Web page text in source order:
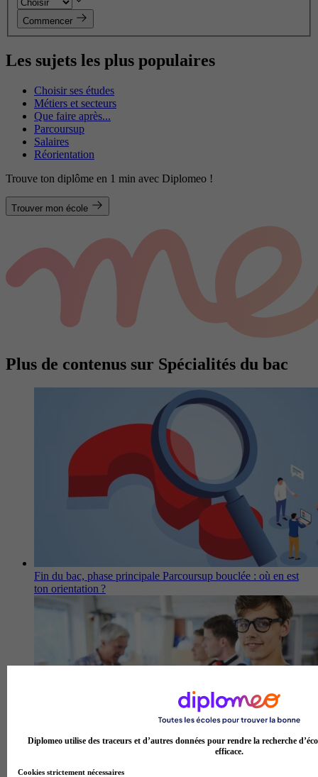
Commencer
Les sujets les plus populaires
Choisir ses études
Métiers et secteurs
Que faire après...
Parcoursup
Salaires
Réorientation
Trouve ton diplôme en 1 min avec Diplomeo !
Trouver mon école
Plus de contenus sur Spécialités du bac
Fin du bac, phase principale Parcoursup bouclée : où en est
ton orientation ?
Diplomeo utilise des traceurs et d’autres données pour rendre la recherche
efficace.
Cookies strictement nécessaires